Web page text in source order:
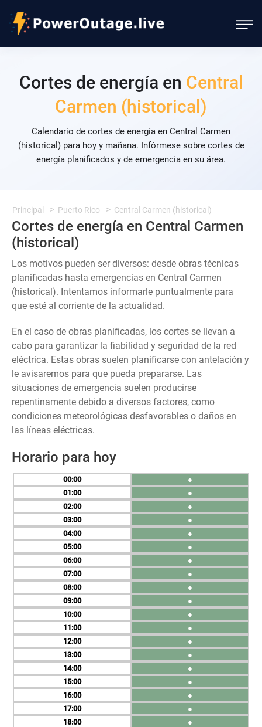
Cortes de energía en Central
Carmen (historical)
Calendario de cortes de energía en Central Carmen
(historical) para hoy y mañana. Infórmese sobre cortes de
energía planificados y de emergencia en su área.
Principal Puerto Rico Central Carmen (historical)
Cortes de energía en Central Carmen
(historical)
Los motivos pueden ser diversos: desde obras técnicas
planificadas hasta emergencias en Central Carmen
(historical). Intentamos informarle puntualmente para
que esté al corriente de la actualidad.
En el caso de obras planificadas, los cortes se llevan a
cabo para garantizar la fiabilidad y seguridad de la red
eléctrica. Estas obras suelen planificarse con antelación y
le avisaremos para que pueda prepararse. Las
situaciones de emergencia suelen producirse
repentinamente debido a diversos factores, como
condiciones meteorológicas desfavorables o daños en
las líneas eléctricas.
Horario para hoy
00
01
02
03
04
05
06
07
08
09
10
11
12
13
14
15
16
17
18
●
●
●
●
●
●
●
●
●
●
●
●
●
●
●
●
●
●
●